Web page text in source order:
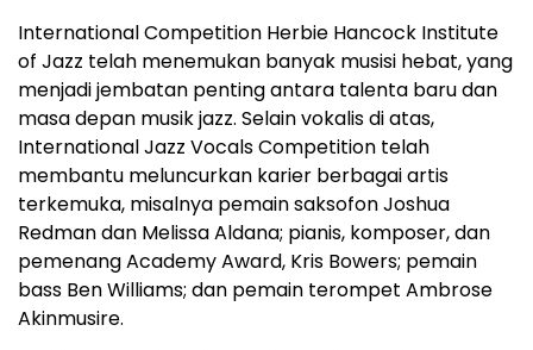
International Competition Herbie Hancock Institute
of Jazz telah menemukan banyak musisi hebat, yang
menjadi jembatan penting antara talenta baru dan
masa depan musik jazz. Selain vokalis di atas,
International Jazz Vocals Competition telah
membantu meluncurkan karier berbagai artis
terkemuka, misalnya pemain saksofon Joshua
Redman dan Melissa Aldana; pianis, komposer, dan
pemenang Academy Award, Kris Bowers; pemain
bass Ben Williams; dan pemain terompet Ambrose
Akinmusire.